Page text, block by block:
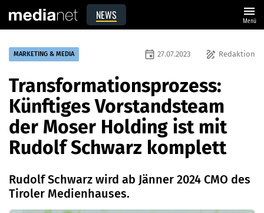
NEWS menu
Menü
MARKETING & MEDIA draw Redaktion
event 27.07.2023
Transformationsprozess:
Künftiges Vorstandsteam
der Moser Holding ist mit
Rudolf Schwarz komplett
Rudolf Schwarz wird ab Jänner 2024 CMO des
Tiroler Medienhauses.